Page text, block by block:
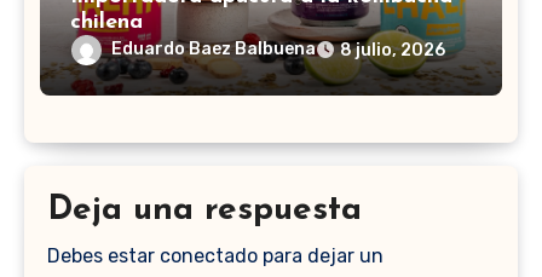
chilena
Eduardo Baez Balbuena 8 julio, 2026
Deja una respuesta
Debes estar conectado para dejar un